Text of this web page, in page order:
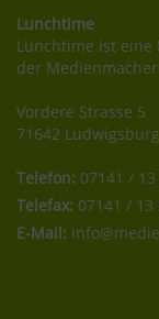
Lunchtime
Lunchtime ist eine
der
Vordere Strasse 5
71642 Ludwigsburg
Telefon: 07141 /
Telefax: 07141 / 13
E-Mail: